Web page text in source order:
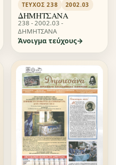
ΤΕΎΧΟΣ 238 2002.03
ΔΗΜΗΤΣΑΝΑ
238 - 2002.03 -
ΔΗΜΗΤΣΑΝΑ
Άνοιγμα τεύχους